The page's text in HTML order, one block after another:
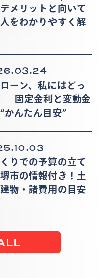
デメリットと向いて
をわかりやすく解
ーン、私にはどっ
― 固定金利と変動金
かんたん目安” ―
りでの予算の立て
市の情報付き！土
物・諸費用の目安